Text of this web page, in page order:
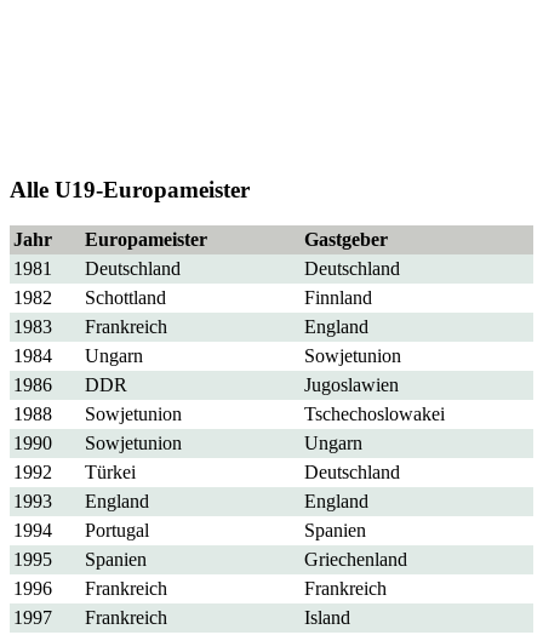
Alle U19-Europameister
Jahr Europameister
Gastgeber
1981
Deutschland
Deutschland
1982
Schottland
Finnland
1983
Frankreich
England
1984
Ungarn
Sowjetunion
1986
DDR
Jugoslawien
1988
Sowjetunion
Tschechoslowakei
1990
Sowjetunion
Ungarn
1992
Türkei
Deutschland
1993
England
England
1994
Portugal
Spanien
1995
Spanien
Griechenland
1996
Frankreich
Frankreich
1997
Frankreich
Island